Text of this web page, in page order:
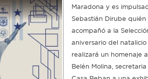
Maradona y es
Sebastián Dirube
acompañó a la
aniversario del
realizará un homenaje
Belén Molina,